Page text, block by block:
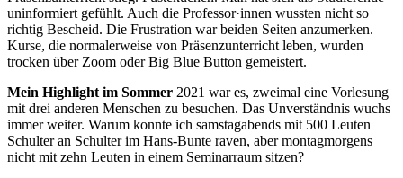
uninformiert gefühlt. Auch die Professor·innen wussten nicht so
richtig Bescheid. Die Frustration war beiden Seiten anzumerken.
Kurse, die normalerweise von Präsenzunterricht leben, wurden
trocken über Zoom oder Big Blue Button gemeistert.
Mein Highlight im Sommer 2021 war es, zweimal eine Vorlesung
mit drei anderen Menschen zu besuchen. Das Unverständnis wuchs
immer weiter. Warum konnte ich samstagabends mit 500 Leuten
Schulter an Schulter im Hans-Bunte raven, aber montagmorgens
nicht mit zehn Leuten in einem Seminarraum sitzen?